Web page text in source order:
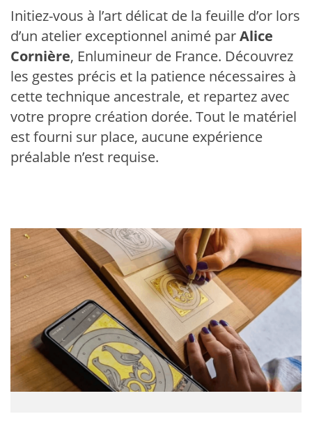
Initiez-vous à l’art délicat de la feuille d’or lors
d’un atelier exceptionnel animé parAlice
Cornière, Enlumineur de France. Découvrez
les gestes précis et la patience nécessaires à
cette technique ancestrale, et repartez avec
votre propre création dorée. Tout le matériel
est fourni sur place, aucune expérience
préalable n’est requise.